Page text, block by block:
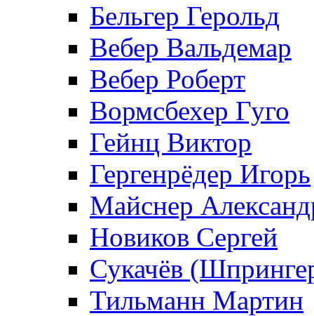
Бельгер Герольд
Вебер Вальдемар
Вебер Роберт
Вормсбехер Гуго
Гейнц Виктор
Гергенрёдер Игорь
Майснер
Новиков Сергей
Сукачёв
Тильманн Мартин